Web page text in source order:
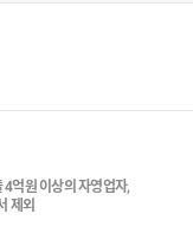
4억원 이상의 자영업자,
제외